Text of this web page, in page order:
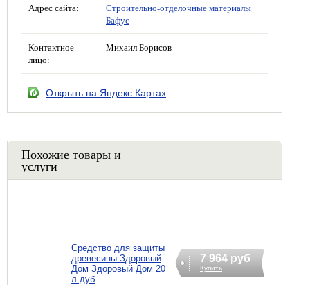
Адрес сайта:
Строительно-отделочные материалы
Бафус
Контактное
лицо:
Михаил Борисов
Открыть на Яндекс.Картах
Похожие товары и
услуги
Средство для защиты
древесины Здоровый
Дом Здоровый Дом 20
л дуб
7 964 руб
Купить